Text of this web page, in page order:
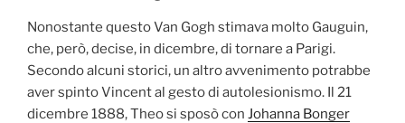
Nonostante questo Van Gogh stimava molto Gauguin,
che, però, decise, in dicembre, di tornare a Parigi.
Secondo alcuni storici, un altro avvenimento potrabbe
aver spinto Vincent al gesto di autolesionismo. Il 21
dicembre 1888, Theo si sposò con Johanna Bonger